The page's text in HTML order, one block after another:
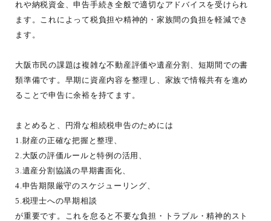
れや納税資金、申告手続き全般で適切なアドバイスを受けられ
ます。これによって税負担や精神的・家族間の負担を軽減でき
ます。
大阪市民の課題は複雑な不動産評価や遺産分割、短期間での書
類準備です。早期に資産内容を整理し、家族で情報共有を進め
ることで申告に余裕を持てます。
まとめると、円滑な相続税申告のためには
1.財産の正確な把握と整理、
2.大阪の評価ルールと特例の活用、
3.遺産分割協議の早期書面化、
4.申告期限厳守のスケジューリング、
5.税理士への早期相談
が重要です。これを怠ると不要な負担・トラブル・精神的スト